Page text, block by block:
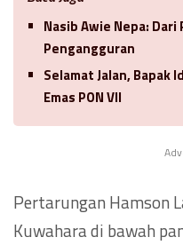
Nasib Awie Nepa:
Pengangguran
Selamat Jalan, Bapak
Emas PON VII
Pertarungan Hamson
Kuwahara di bawah